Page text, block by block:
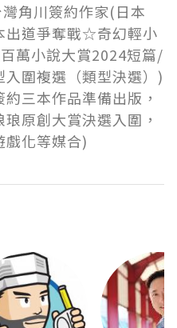
角川簽約作家(日本
出道爭奪戰☆奇幻輕小
萬小說大賞2024短篇/
圍複選（類型決選）)
三本作品準備出版，
原創大賞決選入圍，
戲化等媒合)